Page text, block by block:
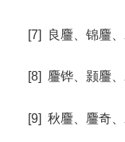
[7] 良麠、锦麠
[8] 麠铧、颢麠
[9] 秋麠、麠奇